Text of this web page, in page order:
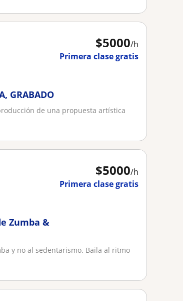
$5000/h
Primera clase gratis
GRABADO
de una propuesta artística
$5000/h
Primera clase gratis
Zumba &
y no al sedentarismo. Baila al ritmo